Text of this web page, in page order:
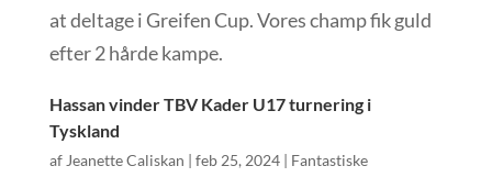
at deltage i Greifen Cup. Vores champ fik guld
efter 2 hårde kampe.
Hassan vinder TBV Kader U17 turnering i
Tyskland
af Jeanette Caliskan | feb 25, 2024| Fantastiske